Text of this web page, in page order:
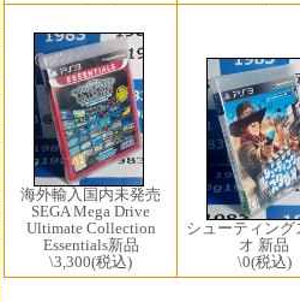
海外輸入国内未発売
SEGA Mega Drive
Ultimate Collection
Essentials新品
\3,300(税込)
シューティング
オ 新品
\0(税込)